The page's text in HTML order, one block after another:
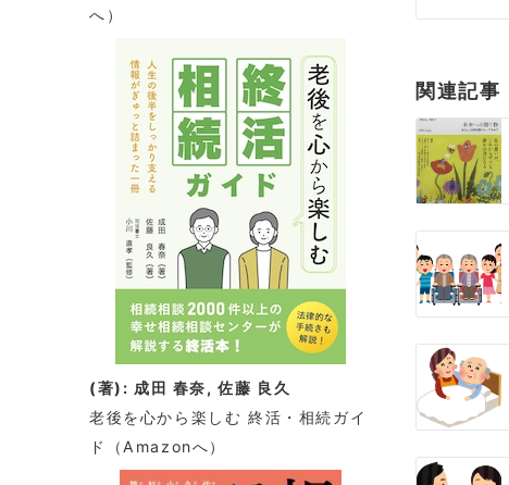
ナ
ゲ
ー
シ
ョ
ン
関連記事
へ）
(著): 成田 春奈, 佐藤 良久
老後を心から楽しむ 終活・相続ガイ
ド
（Amazonへ）